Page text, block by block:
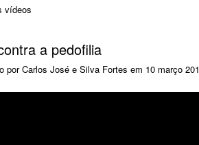
vídeos
a pedofilia
porCarlos José e Silva Fortes em 10 março